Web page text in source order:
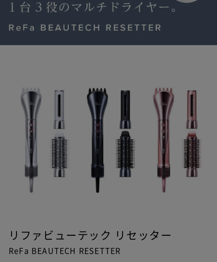
リファビューテック リセッター
ReFa BEAUTECH RESETTER